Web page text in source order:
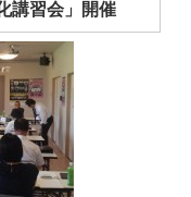
講習会」開催